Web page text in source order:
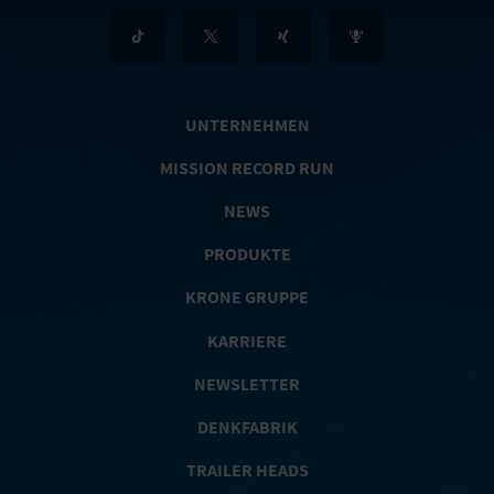
UNTERNEHMEN
MISSION RECORD RUN
NEWS
PRODUKTE
KRONE GRUPPE
KARRIERE
NEWSLETTER
DENKFABRIK
TRAILER HEADS